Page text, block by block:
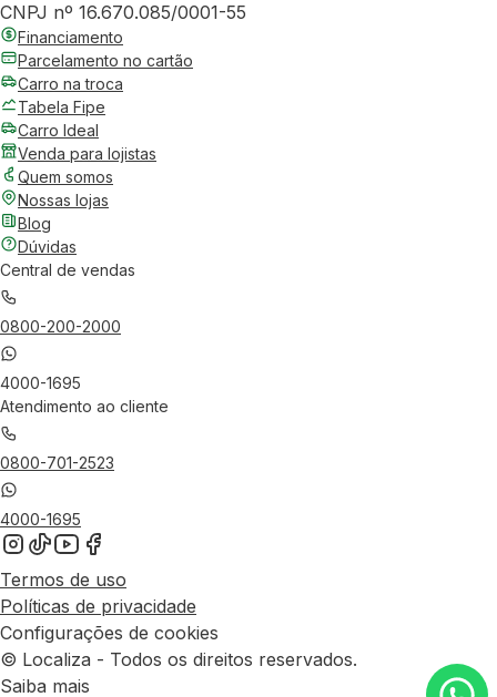
CNPJ nº 16.670.085/0001-55
Financiamento
Parcelamento no cartão
Carro na troca
Tabela Fipe
Carro Ideal
Venda para lojistas
Quem somos
Nossas lojas
Blog
Dúvidas
Central de vendas
0800-200-2000
4000-1695
Atendimento ao cliente
0800-701-2523
4000-1695
Termos de uso
Políticas de privacidade
Configurações de cookies
© Localiza - Todos os direitos reservados.
Saiba mais